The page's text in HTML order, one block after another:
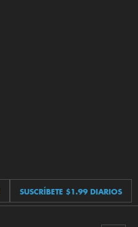
SUSCRÍBETE $1.99 DIARIOS